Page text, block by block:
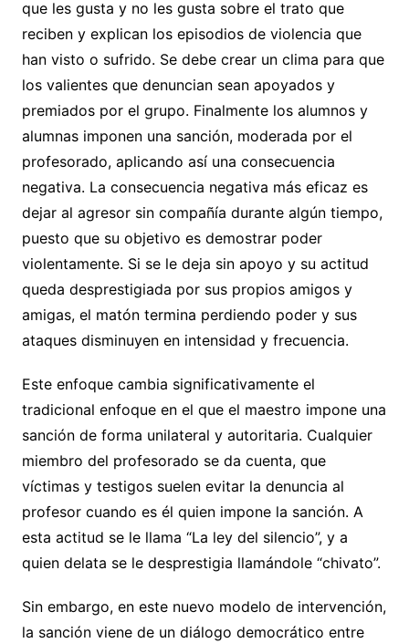
que les gusta y no les gusta sobre el trato que
reciben y explican los episodios de violencia que
han visto o sufrido. Se debe crear un clima para que
los valientes que denuncian sean apoyados y
premiados por el grupo. Finalmente los alumnos y
alumnas imponen una sanción, moderada por el
profesorado, aplicando así una consecuencia
negativa. La consecuencia negativa más eficaz es
dejar al agresor sin compañía durante algún tiempo,
puesto que su objetivo es demostrar poder
violentamente. Si se le deja sin apoyo y su actitud
queda desprestigiada por sus propios amigos y
amigas, el matón termina perdiendo poder y sus
ataques disminuyen en intensidad y frecuencia.
Este enfoque cambia significativamente el
tradicional enfoque en el que el maestro impone una
sanción de forma unilateral y autoritaria. Cualquier
miembro del profesorado se da cuenta, que
víctimas y testigos suelen evitar la denuncia al
profesor cuando es él quien impone la sanción. A
esta actitud se le llama “La ley del silencio”, y a
quien delata se le desprestigia llamándole “chivato”.
Sin embargo, en este nuevo modelo de intervención,
la sanción viene de un diálogo democrático entre